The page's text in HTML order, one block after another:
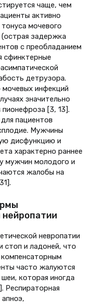
чаще, чем
активно
мочевого
задержка
с преобладанием
сфинктерные
детрузора.
инфекций
значительно
[3, 13].
пациентов
Мужчины
дисфункцию и
характерно раннее
мужчин молодого и
жалобы на
невропатии
стоп и ладоней, что
часто жалуются
которая иногда
Респираторная